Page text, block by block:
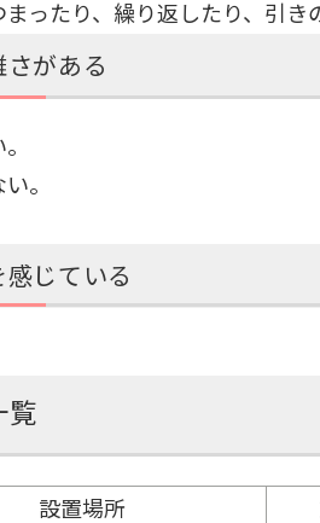
ったり、繰り返したり、引き
がある
。
じている
覧
設置場所